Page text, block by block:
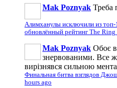
Mak Poznyak Треба
Алимханулы исключили из
обновлённый рейтинг The Ring
Mak Poznyak Обоє
знервованими. Все
вирізнявся сильною
Финальная битва взглядов
hours ago